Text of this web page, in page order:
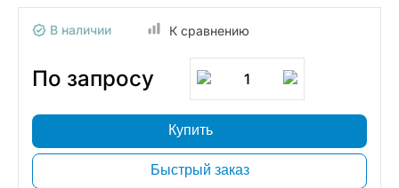
В наличии К сравнению
По запросу 1
Купить
Быстрый заказ